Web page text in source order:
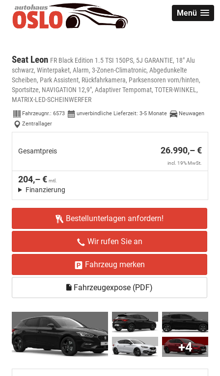
Menü
Seat Leon FR Black Edition 1.5 TSI 150PS, 5J GARANTIE, 18" Alu
schwarz, Winterpaket, Alarm, 3-Zonen-Climatronic, Abgedunkelte
Scheiben, Park Assistent, Rückfahrkamera, Parksensoren vorn/hinten,
Sportsitze, NAVIGATION 12,9", Adaptiver Tempomat, TOTER-WINKEL,
MATRIX-LED-SCHEINWERFER
Fahrzeugnr.: 6573 unverbindliche Lieferzeit: 3-5 Monate
Neuwagen
Zentrallager
Gesamtpreis 26.990,– €
incl. 19% MwSt.
204,– € mtl.
Finanzierung
Bestellunterlagen anfordern!
Wir rufen Sie an
Fahrzeug merken
Fahrzeugexpose (PDF)
+4